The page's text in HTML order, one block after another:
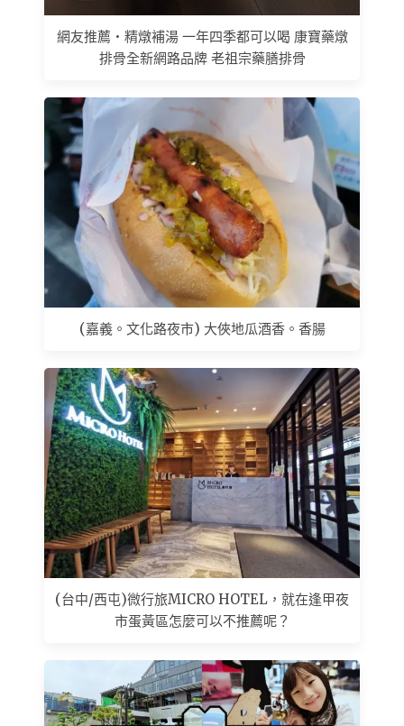
網友推薦 • 精燉補湯 一年四季都可以喝 康寶藥燉
排骨全新網路品牌 老祖宗藥膳排骨
(嘉義。文化路夜市) 大俠地瓜酒香。香腸
(台中/西屯)微行旅MICRO HOTEL，就在逢甲夜
市蛋黃區怎麼可以不推薦呢？